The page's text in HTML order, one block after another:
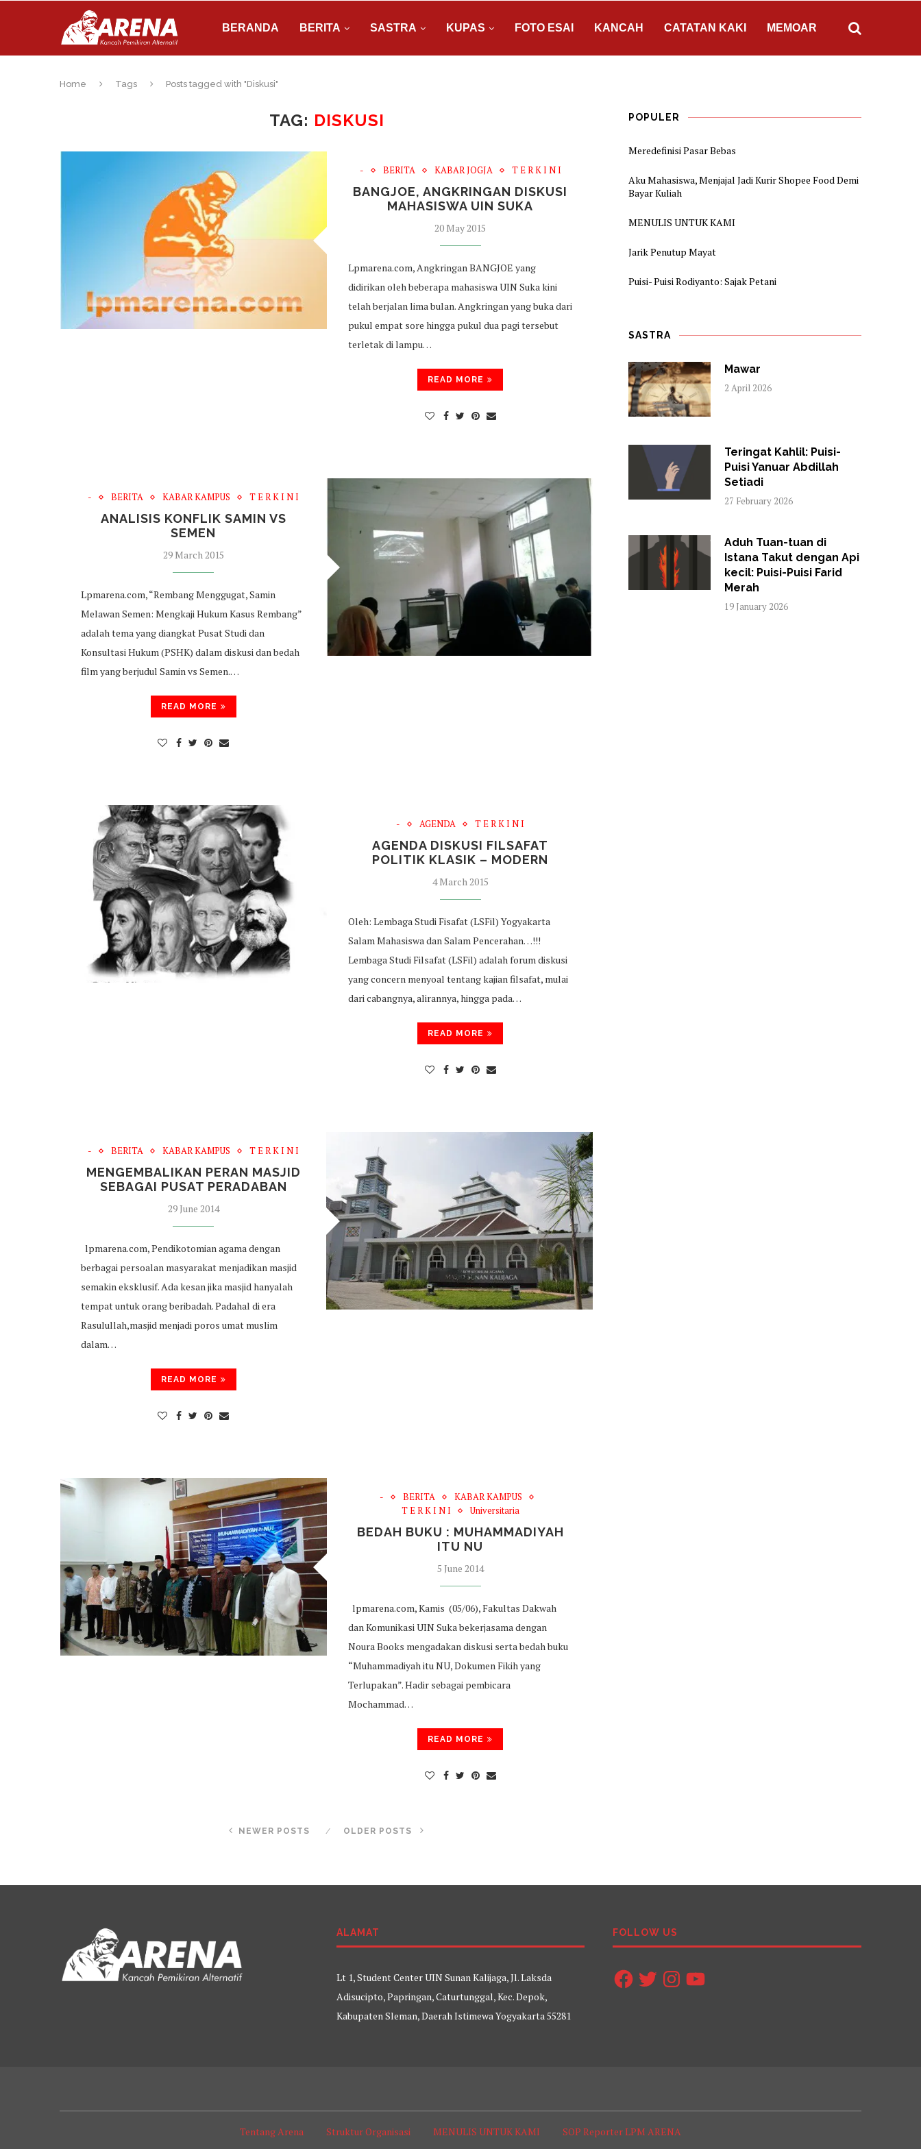
BERANDA BERITA SASTRA KUPAS FOTO ESAI KANCAH CATATAN KAKI MEMOAR
Home Tags Posts tagged with "Diskusi"
TAG: DISKUSI
- BERITA KABAR JOGJA T E R K I N I
BANGJOE, ANGKRINGAN DISKUSI
MAHASISWA UIN SUKA
20 May 2015
Lpmarena.com, Angkringan BANGJOE yang
didirikan oleh beberapa mahasiswa UIN Suka kini
telah berjalan lima bulan. Angkringan yang buka dari
pukul empat sore hingga pukul dua pagi tersebut
terletak di lampu…
READ MORE
- BERITA KABAR KAMPUS T E R K I N I
ANALISIS KONFLIK SAMIN VS
SEMEN
29 March 2015
Lpmarena.com, “Rembang Menggugat, Samin
Melawan Semen: Mengkaji Hukum Kasus Rembang”
adalah tema yang diangkat Pusat Studi dan
Konsultasi Hukum (PSHK) dalam diskusi dan bedah
film yang berjudul Samin vs Semen.…
READ MORE
- AGENDA T E R K I N I
AGENDA DISKUSI FILSAFAT
POLITIK KLASIK – MODERN
4 March 2015
Oleh: Lembaga Studi Fisafat (LSFil) Yogyakarta
Salam Mahasiswa dan Salam Pencerahan…!!!
Lembaga Studi Filsafat (LSFil) adalah forum diskusi
yang concern menyoal tentang kajian filsafat, mulai
dari cabangnya, alirannya, hingga pada…
READ MORE
- BERITA KABAR KAMPUS T E R K I N I
MENGEMBALIKAN PERAN MASJID
SEBAGAI PUSAT PERADABAN
29 June 2014
lpmarena.com, Pendikotomian agama dengan
berbagai persoalan masyarakat menjadikan masjid
semakin eksklusif. Ada kesan jika masjid hanyalah
tempat untuk orang beribadah. Padahal di era
Rasulullah,masjid menjadi poros umat muslim
dalam…
READ MORE
- BERITA
KABAR KAMPUS
T E R K I N I
Universitaria
BEDAH BUKU : MUHAMMADIYAH
ITU NU
5 June 2014
lpmarena.com, Kamis (05/06), Fakultas Dakwah
dan Komunikasi UIN Suka bekerjasama dengan
Noura Books mengadakan diskusi serta bedah buku
“Muhammadiyah itu NU, Dokumen Fikih yang
Terlupakan”. Hadir sebagai pembicara
Mochammad…
READ MORE
NEWER POSTS OLDER POSTS
POPULER
Meredefinisi Pasar Bebas
Aku Mahasiswa, Menjajal Jadi Kurir Shopee Food Demi
Bayar Kuliah
MENULIS UNTUK KAMI
Jarik Penutup Mayat
Puisi- Puisi Rodiyanto: Sajak Petani
SASTRA
Mawar
2 April 2026
Teringat Kahlil: Puisi-
Puisi Yanuar Abdillah
Setiadi
27 February 2026
Aduh Tuan-tuan di
Istana Takut dengan Api
kecil: Puisi-Puisi Farid
Merah
19 January 2026
ALAMAT
Lt 1, Student Center UIN Sunan Kalijaga, Jl. Laksda
Adisucipto, Papringan, Caturtunggal, Kec. Depok,
Kabupaten Sleman, Daerah Istimewa Yogyakarta 55281
FOLLOW US
FacebookTwitterInstagram
YouTube
Tentang Arena Struktur Organisasi MENULIS UNTUK KAMI SOP Reporter LPM ARENA